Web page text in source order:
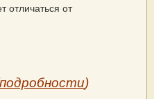
отличаться от
подробности)